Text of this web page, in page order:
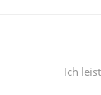
Ich